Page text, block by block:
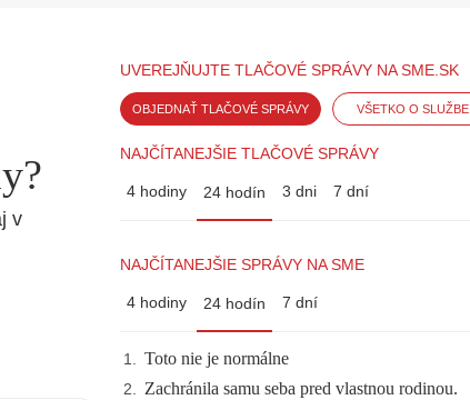
v
UVEREJŇUJTE TLAČOVÉ SPRÁVY NA SME.SK
OBJEDNAŤ TLAČOVÉ SPRÁVY VŠETKO O SLUŽBE
NAJČÍTANEJŠIE TLAČOVÉ SPRÁVY
4 hodiny 24 hodín 3 dni 7 dní
NAJČÍTANEJŠIE SPRÁVY NA SME
4 hodiny 24 hodín 7 dní
1. Toto nie je normálne
2. Zachránila samu seba pred vlastnou rodinou.